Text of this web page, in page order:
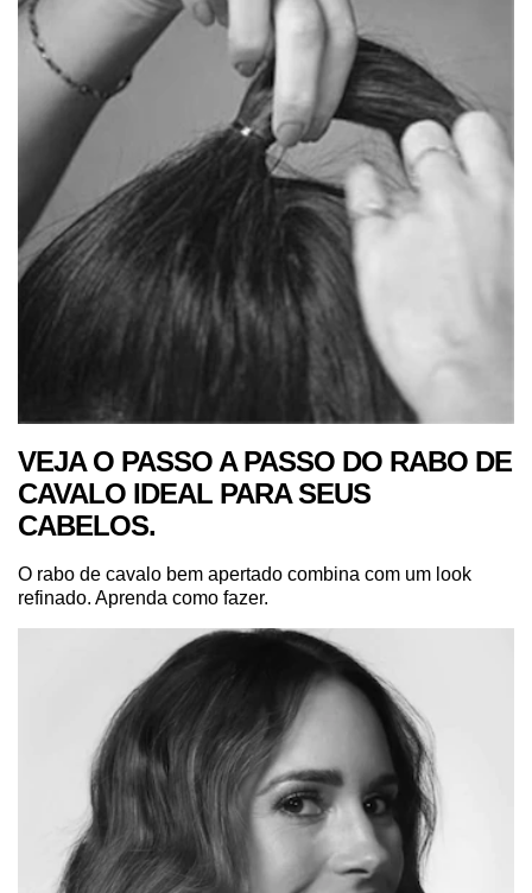
5
de
13
classificações.
VEJA O PASSO A PASSO DO RABO DE
CAVALO IDEAL PARA SEUS
CABELOS.
refinado. Aprenda como fazer.